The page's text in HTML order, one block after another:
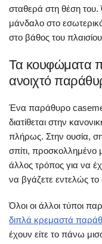
σταθερά στη θέση του.
μάνδαλο στο
στο βάθος του
Τα κουφώματα
ανοιχτό
Ένα παράθυρο
διατίθεται στην
πλήρως. Στην ουσία,
σπίτι,
άλλος τρόπος για να
να βγάζετε εντελώς
Όλοι οι άλλοι τύποι
διπλά κρεμαστά
έχουν είτε το πάνω